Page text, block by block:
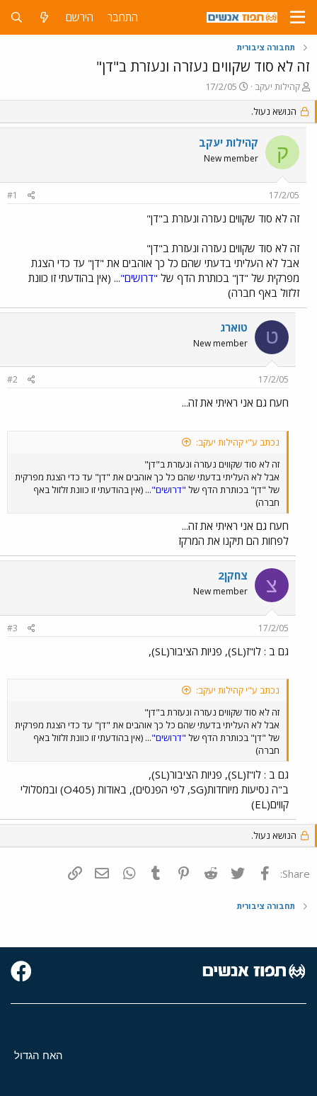
התחבר הירשם
תחבורה ציבורית
זה לא סוד שקווים נעזרה ונעזרת ב"דן"
פ
ו
ת
ח
נ
קהילות יעקב
פ
ו
ס
ם
ב
ת
ך
17/2/05
הנושא נעול.
ק קהילות יעקב
New member
17/2/05
#1
זה לא סוד שקווים נעזרה ונעזרת ב"דן"
זה לא סוד שקווים נעזרה ונעזרת ב"דן"
אבל לא העליתי בדעתי שהם כל כך אוהבים את "דן" עד כדי הצגת
מפרקית של "דן" בכותרת הדף של "דרושים"... (אין בהודעתי זו כוונת
זלזול באף חברה)
ט טוארג
New member
17/2/05
#2
חעח גם אני ראיתי את זה...
נכתב ע"י קהילות יעקב:
זה לא סוד שקווים נעזרה ונעזרת ב"דן"
אבל לא העליתי בדעתי שהם כל כך אוהבים את "דן" עד כדי הצגת מפרקית
של "דן" בכותרת הדף של "דרושים"... (אין בהודעתי זו כוונת זלזול באף
חברה)
חעח גם אני ראיתי את זה...
לפחות הם תיקנו את המרקז
צ צחקן2
New member
17/2/05
#3
גם ב : לו"ז(SL), פניות הציבור(SL),
נכתב ע"י קהילות יעקב:
זה לא סוד שקווים נעזרה ונעזרת ב"דן"
אבל לא העליתי בדעתי שהם כל כך אוהבים את "דן" עד כדי הצגת מפרקית
של "דן" בכותרת הדף של "דרושים"... (אין בהודעתי זו כוונת זלזול באף
חברה)
גם ב : לו"ז(SL), פניות הציבור(SL),
ב"ה נסיעות מיוחדות(SG, לפי הפנסים), באודות (O405) ובמסלולי
קווים(EL)
הנושא נעול.
Share: פייסבוק Twitter
Reddit
Pinterest
Tumblr
WhatsAppדואר אלקטרוני
תחבורה ציבורית
האח הגדול